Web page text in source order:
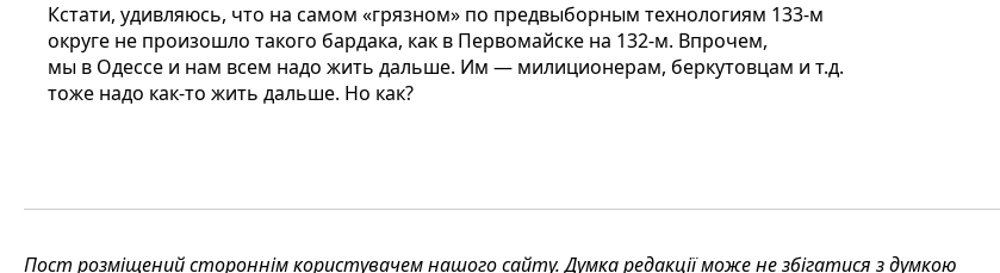
Кстати, удивляюсь, что на самом «грязном» по предвыборным технологиям 133-м
округе не произошло такого бардака, как в Первомайске на 132-м. Впрочем,
мы в Одессе и нам всем надо жить дальше. Им — милиционерам, беркутовцам и т.д.
тоже надо как-то жить дальше. Но как?
Пост розміщений стороннім користувачем нашого сайту. Думка редакції може не збігатися з думкою